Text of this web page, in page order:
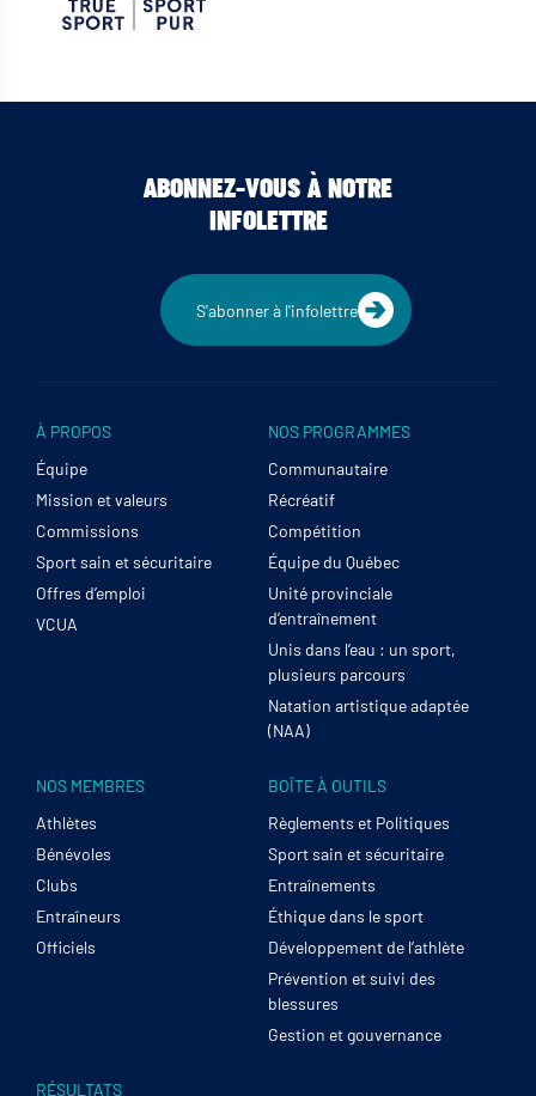
ABONNEZ-VOUS À NOTRE
INFOLETTRE
S'abonner à l'infolettre
À PROPOS
Équipe
Mission et valeurs
Commissions
Sport sain et sécuritaire
Offres d’emploi
VCUA
NOS PROGRAMMES
Communautaire
Récréatif
Compétition
Équipe du Québec
Unité provinciale
d’entraînement
Unis dans l’eau : un sport,
plusieurs parcours
Natation artistique adaptée
(NAA)
NOS MEMBRES
Athlètes
Bénévoles
Clubs
Entraîneurs
Officiels
BOÎTE À OUTILS
Règlements et Politiques
Sport sain et sécuritaire
Entraînements
Éthique dans le sport
Développement de l’athlète
Prévention et suivi des
blessures
Gestion et gouvernance
RÉSULTATS